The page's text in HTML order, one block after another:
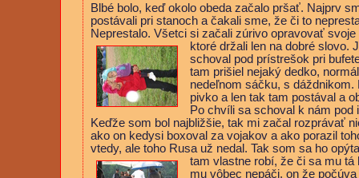
Blbé bolo, keď okolo obeda začalo pršať. Najprv
postávali pri stanoch a čakali sme, že či to
Neprestalo. Všetci si začali zúrivo opravovať svoje
ktoré držali len na dobré slovo.
schoval pod prístrešok pri
tam prišiel nejaký dedko,
nedeľnom sáčku, s dáždnikom.
pivko a len tak tam postával a
Po chvíli sa schoval k nám pod
Keďže som bol najbližšie, tak mi začal rozprávať
ako on kedysi boxoval za vojakov a ako porazil
vtedy, ale toho Rusa už nedal. Tak som sa ho
tam vlastne robí, že či sa mu tá
mu vôbec nepáči, on že